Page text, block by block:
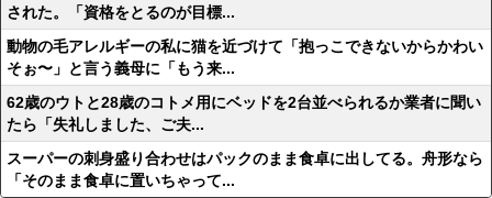
された。「資格をとるのが目標...
動物の毛アレルギーの私に猫を近づけて「抱っこできないからかわい
そぉ〜」と言う義母に「もう来...
62歳のウトと28歳のコトメ用にベッドを2台並べられるか業者に聞い
たら「失礼しました、ご夫...
スーパーの刺身盛り合わせはパックのまま食卓に出してる。舟形なら
「そのまま食卓に置いちゃって...